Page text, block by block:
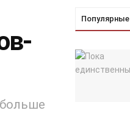
Популярные